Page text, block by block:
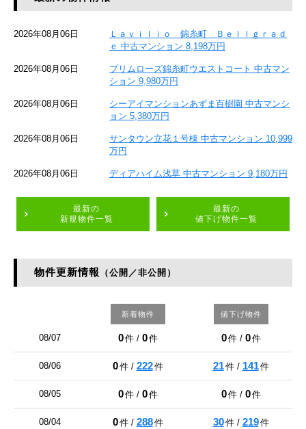
2026年08月06日
Ｌａｖｉｌｉｏ 錦糸町 Ｂｅｌｌｇｒａｄ
ｅ 中古マンション 8,198万円
2026年08月06日
プリムローズ錦糸町ウエストコート 中古マン
ション 9,980万円
2026年08月06日
シーアイマンションあずま百樹園 中古マンシ
ョン 5,380万円
2026年08月06日
サンタウン立花１号棟 中古マンション 10,999
万円
2026年08月06日 ディアハイム浅草 中古マンション 9,180万円
最新の
新規物件一覧
最新の
値下げ物件一覧
物件更新情報 （公開／非公開）
新着物件 値下げ物件
08/07 0件 / 0件 0件 / 0件
08/06 0件 / 222件 21件 / 141件
08/05 0件 / 0件 0件 / 0件
08/04 0件 / 288件 30件 / 219件